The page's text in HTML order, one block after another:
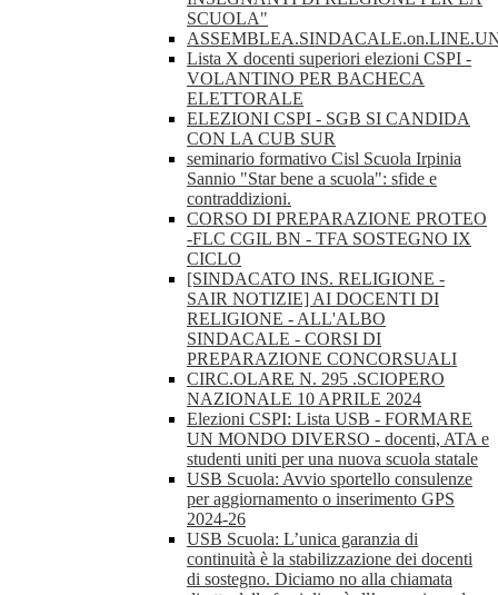
SCUOLA"
Lista X docenti superiori elezioni CSPI -
VOLANTINO PER BACHECA
ELETTORALE
ELEZIONI CSPI - SGB SI CANDIDA
CON LA CUB SUR
seminario formativo Cisl Scuola Irpinia
Sannio "Star bene a scuola": sfide e
contraddizioni.
CORSO DI PREPARAZIONE PROTEO
-FLC CGIL BN - TFA SOSTEGNO IX
CICLO
[SINDACATO INS. RELIGIONE -
SAIR NOTIZIE] AI DOCENTI DI
RELIGIONE - ALL'ALBO
SINDACALE - CORSI DI
PREPARAZIONE CONCORSUALI
CIRC.OLARE N. 295 .SCIOPERO
NAZIONALE 10 APRILE 2024
Elezioni CSPI: Lista USB - FORMARE
UN MONDO DIVERSO - docenti, ATA e
studenti uniti per una nuova scuola statale
USB Scuola: Avvio sportello consulenze
per aggiornamento o inserimento GPS
2024-26
USB Scuola: L’unica garanzia di
continuità è la stabilizzazione dei docenti
di sostegno. Diciamo no alla chiamata